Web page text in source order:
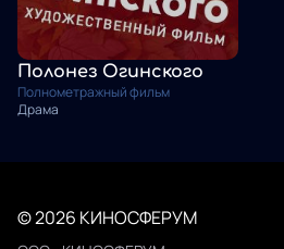
Полонез Огинского
Полнометражный фильм
Драма
© 2026 КИНОСФЕРУМ